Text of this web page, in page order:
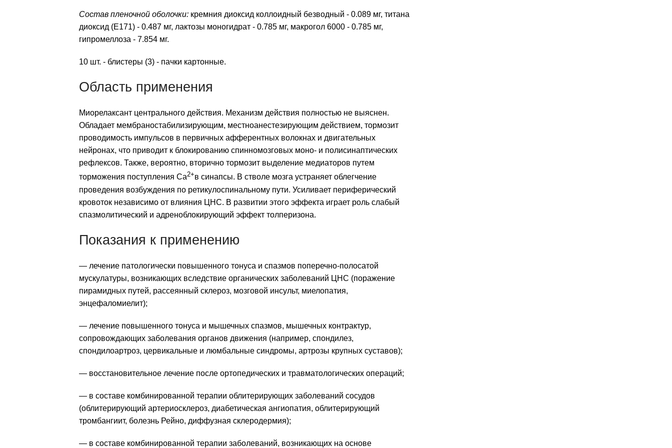
Состав пленочной оболочки: кремния диоксид коллоидный безводный - 0.089 мг, титана
диоксид (E171) - 0.487 мг, лактозы моногидрат - 0.785 мг, макрогол 6000 - 0.785 мг,
гипромеллоза - 7.854 мг.
10 шт. - блистеры (3) - пачки картонные.
Область применения
Миорелаксант центрального действия. Механизм действия полностью не выяснен.
Обладает мембраностабилизирующим, местноанестезирующим действием, тормозит
проводимость импульсов в первичных афферентных волокнах и двигательных
нейронах, что приводит к блокированию спинномозговых моно- и полисинаптических
рефлексов. Также, вероятно, вторично тормозит выделение медиаторов путем
торможения поступления Ca2+в синапсы. В стволе мозга устраняет облегчение
проведения возбуждения по ретикулоспинальному пути. Усиливает периферический
кровоток независимо от влияния ЦНС. В развитии этого эффекта играет роль слабый
спазмолитический и адреноблокирующий эффект толперизона.
Показания к применению
— лечение патологически повышенного тонуса и спазмов поперечно-полосатой
мускулатуры, возникающих вследствие органических заболеваний ЦНС (поражение
пирамидных путей, рассеянный склероз, мозговой инсульт, миелопатия,
энцефаломиелит);
— лечение повышенного тонуса и мышечных спазмов, мышечных контрактур,
сопровождающих заболевания органов движения (например, спондилез,
спондилоартроз, цервикальные и люмбальные синдромы, артрозы крупных суставов);
— восстановительное лечение после ортопедических и травматологических операций;
— в составе комбинированной терапии облитерирующих заболеваний сосудов
(облитерирующий артериосклероз, диабетическая ангиопатия, облитерирующий
тромбангиит, болезнь Рейно, диффузная склеродермия);
— в составе комбинированной терапии заболеваний, возникающих на основе